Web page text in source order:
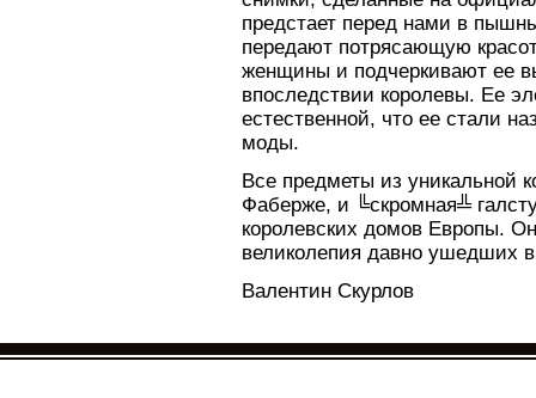
предстает перед нами в
передают потрясающую
женщины и подчеркивают ее
впоследствии королевы. Ее
естественной, что ее стали
моды.
Все предметы из уникальной
Фаберже, и ╚скромная╩
королевских домов Европы.
великолепия давно ушедших
Валентин Скурлов